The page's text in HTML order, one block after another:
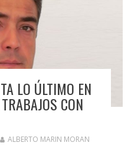
LO ÚLTIMO EN
CON
ALBERTO MARIN MORAN